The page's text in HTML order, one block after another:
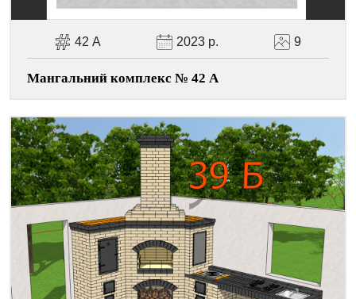
42 А 2023 р. 9
Мангальний комплекс № 42 А